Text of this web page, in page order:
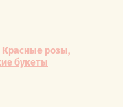
Красные розы,
букеты